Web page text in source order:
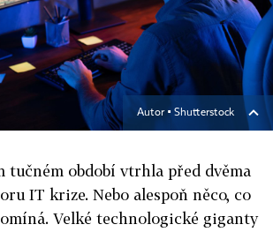
Autor ▪ Shutterstock
tučném období vtrhla před dvěma
IT krize. Nebo alespoň něco, co
Velké technologické giganty